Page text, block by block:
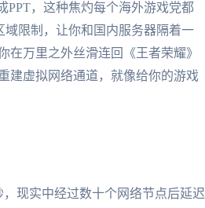
，这种焦灼每个海外游戏党都
域限制，让你和国内服务器隔着一
万里之外丝滑连回《王者荣耀》
建虚拟网络通道，就像给你的游戏
现实中经过数十个网络节点后延迟